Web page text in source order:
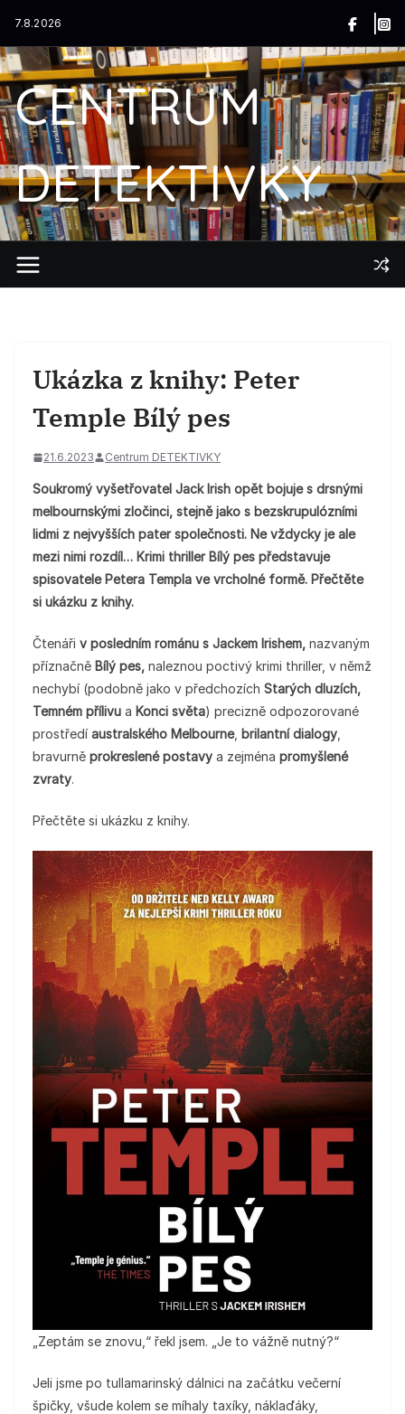
obsah
7.8.2026
CENTRUM
DETEKTIVKY
Ukázka z knihy: Peter
Temple Bílý pes
21.6.2023 Centrum DETEKTIVKY
Soukromý vyšetřovatel Jack Irish opět bojuje s drsnými
melbournskými zločinci, stejně jako s bezskrupulózními
lidmi z nejvyšších pater společnosti. Ne vždycky je ale
mezi nimi rozdíl… Krimi thriller Bílý pes představuje
spisovatele Petera Templa ve vrcholné formě. Přečtěte
si ukázku z knihy.
Čtenáři v posledním románu s Jackem Irishem, nazvaným
příznačně Bílý pes, naleznou poctivý krimi thriller, v němž
nechybí (podobně jako v předchozích Starých dluzích,
Temném přílivu a Konci světa) precizně odpozorované
prostředí australského Melbourne, brilantní dialogy
bravurně prokreslené postavy a zejména promyšlené
zvraty.
Přečtěte si ukázku z knihy.
„Zeptám se znovu,“ řekl jsem. „Je to vážně nutný?“
Jeli jsme po tullamarinský dálnici na začátku večerní
špičky, všude kolem se míhaly taxíky, náklaďáky,